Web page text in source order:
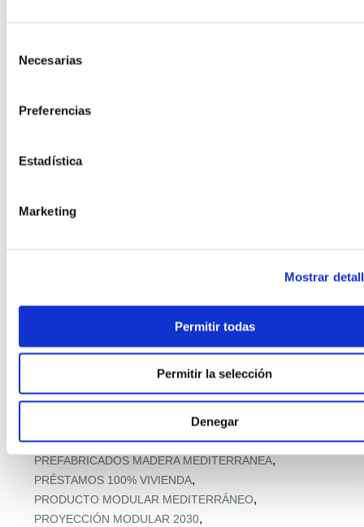
Necesarias
Preferencias
Estadística
Marketing
Mostrar
Permitir todas
Permitir la selección
Denegar
PASSIVHAUS + HOGAR CONECTADO
PILOTOS MUNICIPALES MODULAR
POLÍTICA Y PROGRAMAS VIVIENDA
PREFABRICADAS COMPACTAS,
PREFABRICADAS CON FOTOVOLTAICA,
PREFABRICADAS LOW‑COST,
PREFABRICADAS PRECIO RÉCORD,
PREFABRICADAS PREMIUM MEDITERRÁNEAS
PREFABRICADO HORMIGÓN RESIDENCIAL,
PREFABRICADOS MADERA MEDITERRÁNEA,
PRÉSTAMOS 100% VIVIENDA,
PRODUCTO MODULAR MEDITERRÁNEO,
PROYECCIÓN MODULAR 2030,